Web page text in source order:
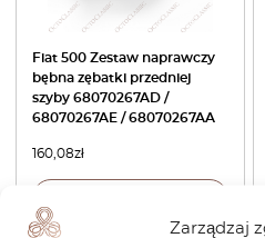
Zarządzaj
Fiat 500 Zestaw naprawczy
bębna zębatki przedniej
szyby 68070267AD /
68070267AE / 68070267AA
160,08zł